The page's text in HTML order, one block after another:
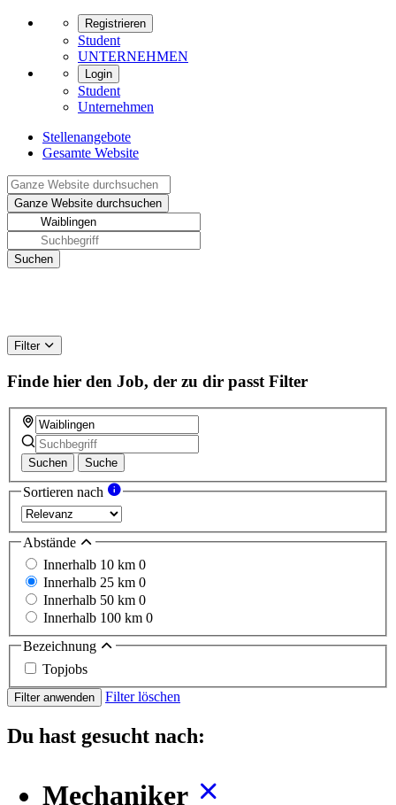
Registrieren
Student
UNTERNEHMEN
Login
Student
Unternehmen
Stellenangebote
Gesamte Website
Filter
Finde hier den Job, der zu dir passt Filter
Suchen Suche
Sortieren nach
Abstände
Innerhalb 10 km 0
Innerhalb 25 km 0
Innerhalb 50 km 0
Innerhalb 100 km 0
Bezeichnung
Topjobs
Filter anwenden Filter löschen
Du hast gesucht nach:
Mechaniker